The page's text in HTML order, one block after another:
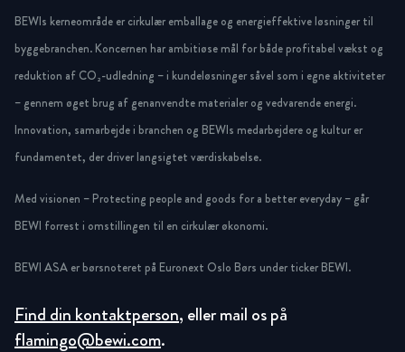
BEWIs kerneområde er cirkulær emballage og energieffektive løsninger til
byggebranchen. Koncernen har ambitiøse mål for både profitabel vækst og
reduktion af CO₂-udledning – i kundeløsninger såvel som i egne aktiviteter
– gennem øget brug af genanvendte materialer og vedvarende energi.
Innovation, samarbejde i branchen og BEWIs medarbejdere og kultur er
fundamentet, der driver langsigtet værdiskabelse.
Med visionen – Protecting people and goods for a better everyday – går
BEWI forrest i omstillingen til en cirkulær økonomi.
BEWI ASA er børsnoteret på Euronext Oslo Børs under ticker BEWI.
Find din kontaktperson, eller mail os på
flamingo@bewi.com.